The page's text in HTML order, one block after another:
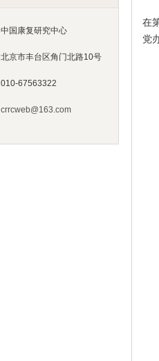
中国康复研究中心
北京市丰台区角门北路10号
010-67563322
crrcweb@163.com
在
党